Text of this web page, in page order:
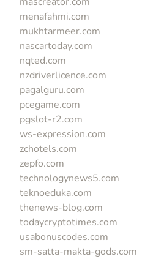
menafahmi.com
mukhtarmeer.com
nascartoday.com
nqted.com
nzdriverlicence.com
pagalguru.com
pcegame.com
pgslot-r2.com
ws-expression.com
zchotels.com
zepfo.com
technologynews5.com
teknoeduka.com
thenews-blog.com
todaycryptotimes.com
usabonuscodes.com
sm-satta-makta-gods.com